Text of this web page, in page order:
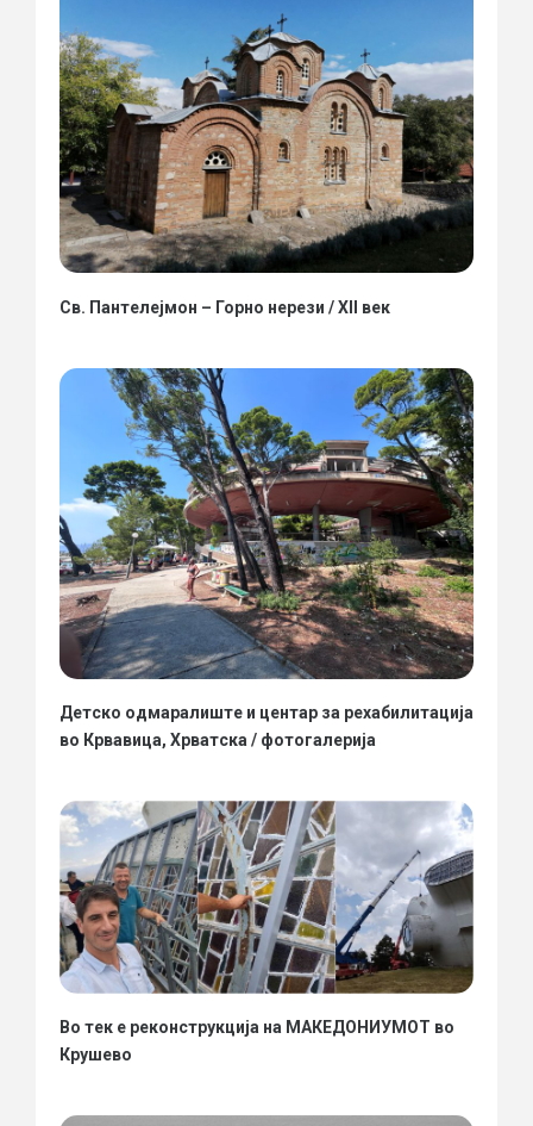
Св. Пантелејмон – Горно нерези / XII век
Детско одмаралиште и центар за рехабилитација
во Крвавица, Хрватска / фотогалерија
Во тек е реконструкција на МАКЕДОНИУМОТ во
Крушево